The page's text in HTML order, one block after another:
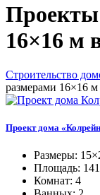
Проекты
16×16 м
Строительство
размерами 16×16
Проект дома
Размеры:
Площадь:
Комнат: 4